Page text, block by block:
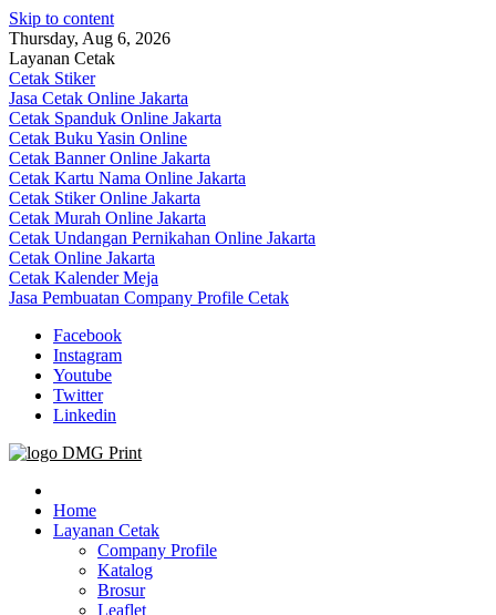
Skip to content
Thursday, Aug 6, 2026
Layanan Cetak
Cetak Stiker
Jasa Cetak Online Jakarta
Cetak Spanduk Online Jakarta
Cetak Buku Yasin Online
Cetak Banner Online Jakarta
Cetak Kartu Nama Online Jakarta
Cetak Stiker Online Jakarta
Cetak Murah Online Jakarta
Cetak Undangan Pernikahan Online Jakarta
Cetak Online Jakarta
Cetak Kalender Meja
Jasa Pembuatan Company Profile Cetak
Facebook
Instagram
Youtube
Twitter
Linkedin
Jasa Cetak Online DMG Printing
Home
Layanan Cetak
Company Profile
Katalog
Brosur
Leaflet